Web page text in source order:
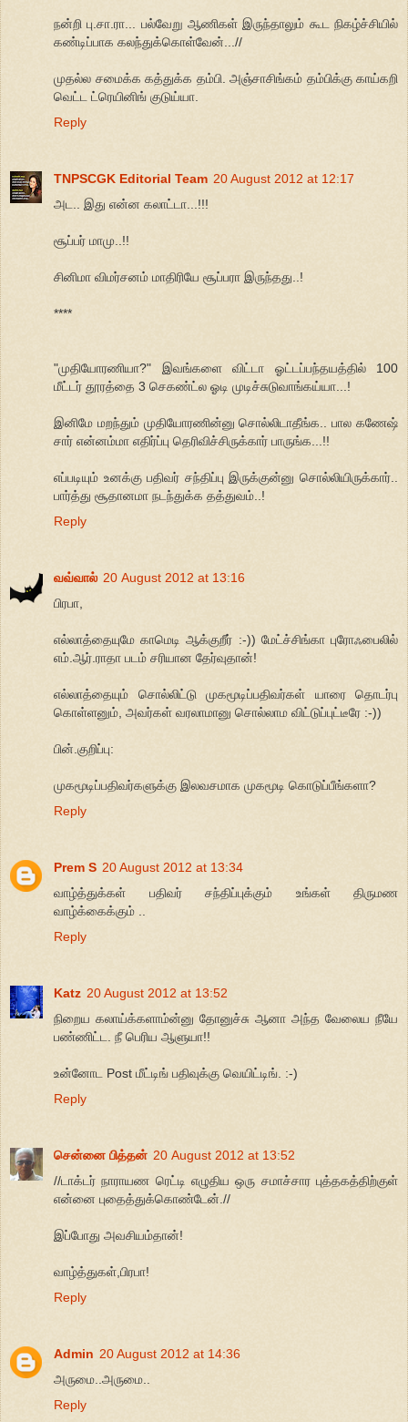
நன்றி பு.சா.ரா... பல்வேறு ஆணிகள் இருந்தாலும் கூட நிகழ்ச்சியில்
கண்டிப்பாக கலந்துக்கொள்வேன்...//
முதல்ல சமைக்க கத்துக்க தம்பி. அஞ்சாசிங்கம் தம்பிக்கு காய்கறி
வெட்ட ட்ரெயினிங் குடுய்யா.
Reply
TNPSCGK Editorial Team 20 August 2012 at 12:17
அட.. இது என்ன கலாட்டா...!!!
சூப்பர் மாமு..!!
சினிமா விமர்சனம் மாதிரியே சூப்பரா இருந்தது..!
****
"முதியோரணியா?" இவங்களை விட்டா ஓட்டப்பந்தயத்தில் 100
மீட்டர் தூரத்தை 3 செகண்ட்ல ஓடி முடிச்சுடுவாங்கய்யா...!
இனிமே மறந்தும் முதியோரணின்னு சொல்லிடாதீங்க.. பால கணேஷ்
சார் என்னம்மா எதிர்ப்பு தெரிவிச்சிருக்கார் பாருங்க...!!
எப்படியும் உனக்கு பதிவர் சந்திப்பு இருக்குன்னு சொல்லியிருக்கார்..
பார்த்து சூதானமா நடந்துக்க தத்துவம்..!
Reply
வவ்வால் 20 August 2012 at 13:16
பிரபா,
எல்லாத்தையுமே காமெடி ஆக்குறீர் :-)) மேட்ச்சிங்கா புரோஃபைலில்
எம்.ஆர்.ராதா படம் சரியான தேர்வுதான்!
எல்லாத்தையும் சொல்லிட்டு முகமூடிப்பதிவர்கள் யாரை தொடர்பு
கொள்ளனும், அவர்கள் வரலாமானு சொல்லாம விட்டுப்புட்டீரே :-))
பின்.குறிப்பு:
முகமூடிப்பதிவர்களுக்கு இலவசமாக முகமூடி கொடுப்பீங்களா?
Reply
Prem S 20 August 2012 at 13:34
வாழ்த்துக்கள் பதிவர் சந்திப்புக்கும் உங்கள் திருமண
வாழ்க்கைக்கும் ..
Reply
Katz 20 August 2012 at 13:52
நிறைய கலாய்க்களாம்ன்னு தோனுச்சு ஆனா அந்த வேலைய நீயே
பண்ணிட்ட. நீ பெரிய ஆளுயா!!
உன்னோட Post மீட்டிங் பதிவுக்கு வெயிட்டிங். :-)
Reply
சென்னை பித்தன் 20 August 2012 at 13:52
//டாக்டர் நாராயண ரெட்டி எழுதிய ஒரு சமாச்சார புத்தகத்திற்குள்
என்னை புதைத்துக்கொண்டேன்.//
இப்போது அவசியம்தான்!
வாழ்த்துகள்,பிரபா!
Reply
Admin 20 August 2012 at 14:36
அருமை..அருமை..
Reply